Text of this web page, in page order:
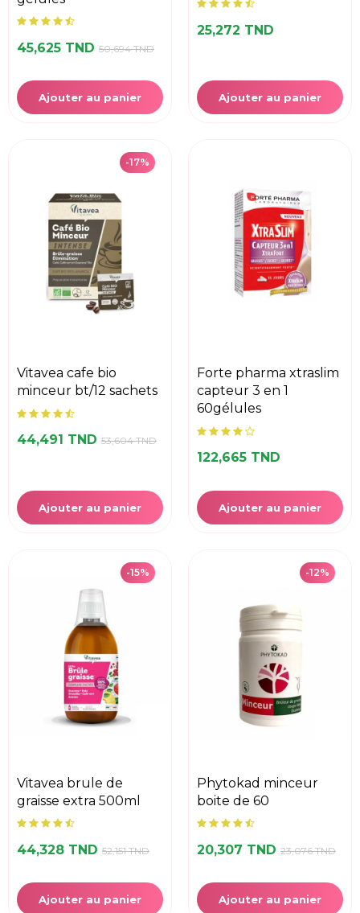
45,625 TND 50,694 TND
Ajouter au panier
25,272 TND
Ajouter au panier
-17%
vitavea cafe bio
minceur bt/12 sachets
44,491 TND 53,604 TND
Ajouter au panier
forte pharma xtraslim
capteur 3 en 1
60gélules
122,665 TND
Ajouter au panier
-15%
vitavea brule de
graisse extra 500ml
44,328 TND 52,151 TND
Ajouter au panier
-12%
phytokad minceur
boite de 60
20,307 TND 23,076 TND
Ajouter au panier